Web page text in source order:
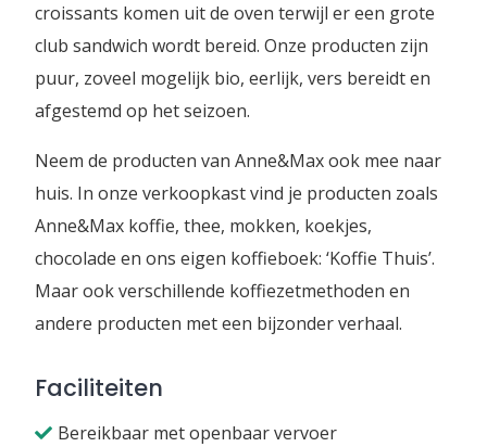
croissants komen uit de oven terwijl er een grote
club sandwich wordt bereid. Onze producten zijn
puur, zoveel mogelijk bio, eerlijk, vers bereidt en
afgestemd op het seizoen.
Neem de producten van Anne&Max ook mee naar
huis. In onze verkoopkast vind je producten zoals
Anne&Max koffie, thee, mokken, koekjes,
chocolade en ons eigen koffieboek: ‘Koffie Thuis’.
Maar ook verschillende koffiezetmethoden en
andere producten met een bijzonder verhaal.
Faciliteiten
Bereikbaar met openbaar vervoer